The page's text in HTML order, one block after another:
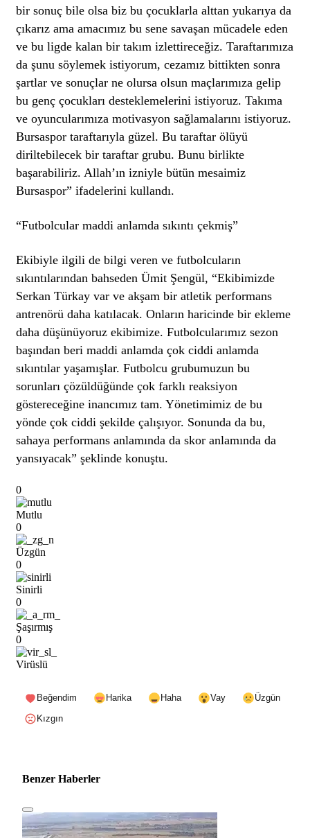
bir sonuç bile olsa biz bu çocuklarla alttan yukarıya da
çıkarız ama amacımız bu sene savaşan mücadele eden
ve bu ligde kalan bir takım izlettireceğiz. Taraftarımıza
da şunu söylemek istiyorum, cezamız bittikten sonra
şartlar ve sonuçlar ne olursa olsun maçlarımıza gelip
bu genç çocukları desteklemelerini istiyoruz. Takıma
ve oyuncularımıza motivasyon sağlamalarını istiyoruz.
Bursaspor taraftarıyla güzel. Bu taraftar ölüyü
diriltebilecek bir taraftar grubu. Bunu birlikte
başarabiliriz. Allah’ın izniyle bütün mesaimiz
Bursaspor” ifadelerini kullandı.
“Futbolcular maddi anlamda sıkıntı çekmiş”
Ekibiyle ilgili de bilgi veren ve futbolcuların
sıkıntılarından bahseden Ümit Şengül, “Ekibimizde
Serkan Türkay var ve akşam bir atletik performans
antrenörü daha katılacak. Onların haricinde bir ekleme
daha düşünüyoruz ekibimize. Futbolcularımız sezon
başından beri maddi anlamda çok ciddi anlamda
sıkıntılar yaşamışlar. Futbolcu grubumuzun bu
sorunları çözüldüğünde çok farklı reaksiyon
göstereceğine inancımız tam. Yönetimimiz de bu
yönde çok ciddi şekilde çalışıyor. Sonunda da bu,
sahaya performans anlamında da skor anlamında da
yansıyacak” şeklinde konuştu.
0
Mutlu
0
Üzgün
0
Sinirli
0
Şaşırmış
0
Virüslü
Beğendim Harika Haha Vay
Üzgün
Kızgın
Benzer Haberler